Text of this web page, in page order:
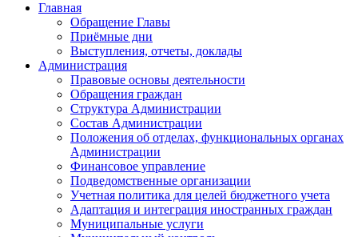
Главная
Обращение Главы
Приёмные дни
Выступления, отчеты, доклады
Администрация
Правовые основы деятельности
Обращения граждан
Структура Администрации
Состав Администрации
Положения об отделах, функциональных органах
Администрации
Финансовое управление
Подведомственные организации
Учетная политика для целей бюджетного учета
Адаптация и интеграция иностранных граждан
Муниципальные услуги